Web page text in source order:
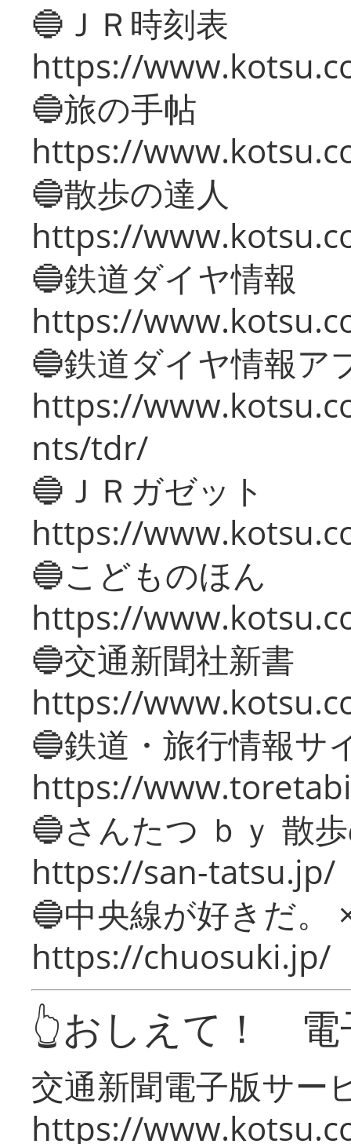
🔵ＪＲ時刻表
https://
🔵旅の手帖
https://
🔵散歩の達人
https://
🔵鉄道ダイヤ情報
https://
🔵鉄道ダイヤ情報ア
https://
nts/tdr/
🔵ＪＲガゼット
https://
🔵こどものほん
https://
🔵交通新聞社新書
https://
🔵鉄道・旅行情報サ
https://
🔵さんたつ ｂｙ 散
https://san-tatsu.jp/
🔵中央線が好きだ。
https://chuosuki.jp/
👆おしえて！ 電
交通新聞電子版サー
https://